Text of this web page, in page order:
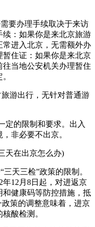
要办理手续取决于来访
续：如果你是来北京旅游
进入北京，无需额外办
住证：如果你是来北京
当地公安机关办理暂住
游出行，无针对普通游
定的限制和要求。出入
非必要不出京。
天在出京怎么办)
天三检”政策的限制。
12月8日起，对进返京
和健康码等防控措施，抵
策的调整意味着，进京
酸检测。